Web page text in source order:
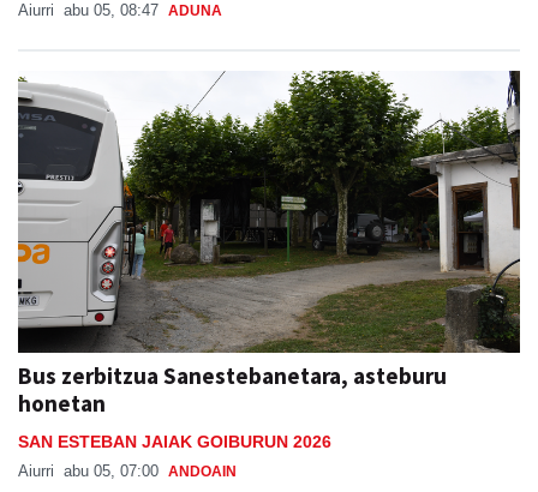
Aiurri abu 05, 08:47 ADUNA
Bus zerbitzua Sanestebanetara, asteburu
honetan
SAN ESTEBAN JAIAK GOIBURUN 2026
Aiurri abu 05, 07:00 ANDOAIN